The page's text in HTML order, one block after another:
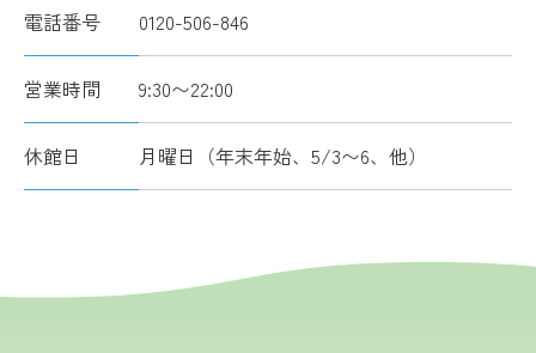
電話番号 0120-506-846
営業時間 9:30〜22:00
休館日 月曜日（年末年始、5/3〜6、他）